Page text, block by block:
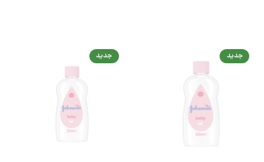
جدید جدید